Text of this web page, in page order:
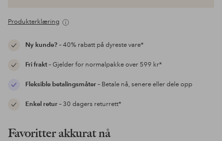
Produkterklæring
Ny kunde?– 40% rabatt på dyreste vare*
Fri frakt– Gjelder for normalpakke over 599 kr*
Fleksible betalingsmåter– Betale nå, senere eller dele opp
Enkel retur– 30 dagers returrett*
Favoritter akkurat nå